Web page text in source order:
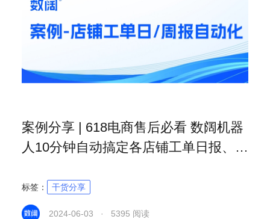
案例分享 | 618电商售后必看 数阔机器
人10分钟自动搞定各店铺工单日报、周
标签： 干货分享
2024-06-03 · 5395 阅读